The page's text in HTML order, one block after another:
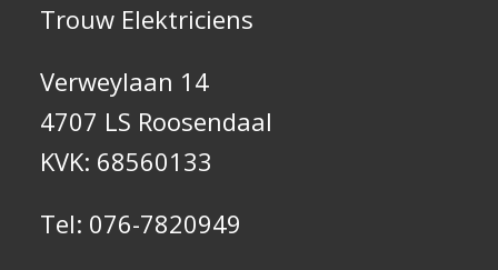
Trouw Elektriciens
Verweylaan 14
4707 LS Roosendaal
KVK: 68560133
Tel: 076-7820949